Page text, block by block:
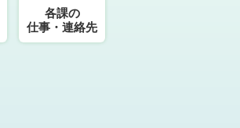
各課の
仕事・連絡先